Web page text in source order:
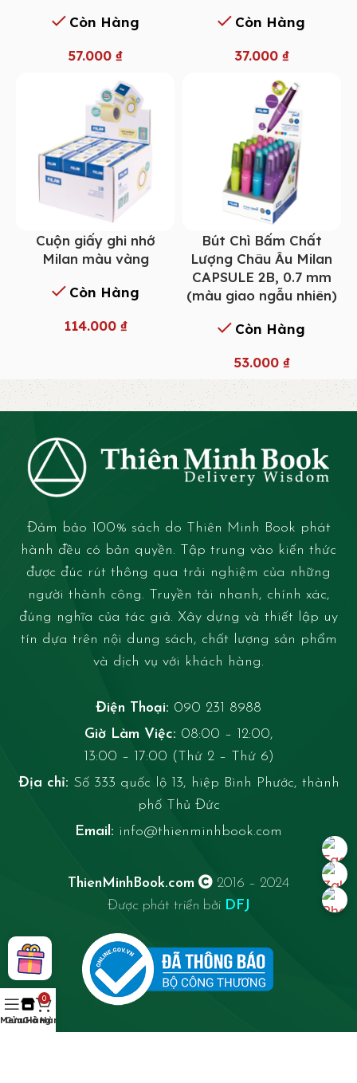
Còn Hàng
57.000 ₫
Còn Hàng
37.000 ₫
Cuộn giấy ghi nhớ
Milan màu vàng
Còn Hàng
114.000 ₫
Bút Chì Bấm Chất
Lượng Châu Âu Milan
CAPSULE 2B, 0.7 mm
(màu giao ngẫu nhiên)
Còn Hàng
53.000 ₫
Đảm bảo 100% sách do Thiên Minh Book phát
hành đều có bản quyền. Tập trung vào kiến thức
được đúc rút thông qua trải nghiệm của những
người thành công. Truyền tải nhanh, chính xác,
đúng nghĩa của tác giả. Xây dựng và thiết lập uy
tín dựa trên nội dung sách, chất lượng sản phẩm
và dịch vụ với khách hàng.
Điện Thoại: 090 231 8988
Giờ Làm Việc: 08:00 – 12:00,
13:00 – 17:00 (Thứ 2 – Thứ 6)
Địa chỉ: Số 333 quốc lộ 13, hiệp Bình Phước, thành
phố Thủ Đức
Email: info@thienminhbook.com
ThienMinhBook.com
2016 – 2024
Được phát triển bởi DFJ
Menu
Cửa Hàng
0
Giỏ Hàng